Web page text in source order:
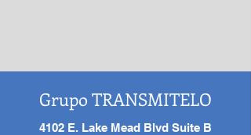
Grupo TRANSMITELO
4102 E. Lake Mead Blvd Suite B